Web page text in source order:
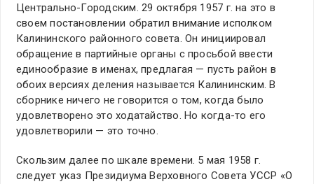
Центрально-Городским. 29 октября 1957 г. на это в
своем постановлении обратил внимание исполком
Калининского районного совета. Он инициировал
обращение в партийные органы с просьбой ввести
единообразие в именах, предлагая — пусть район в
обоих версиях деления называется Калининским. В
сборнике ничего не говорится о том, когда было
удовлетворено это ходатайство. Но когда-то его
удовлетворили — это точно.
Скользим далее по шкале времени. 5 мая 1958 г.
следует указ Президиума Верховного Совета УССР «О